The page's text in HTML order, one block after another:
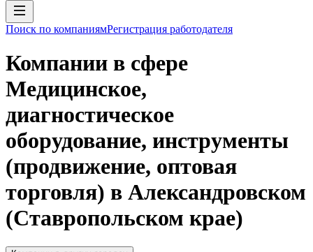
Поиск по компаниямРегистрация работодателя
Компании в сфере
Медицинское,
диагностическое
оборудование, инструменты
(продвижение, оптовая
торговля) в Александровском
(Ставропольском крае)